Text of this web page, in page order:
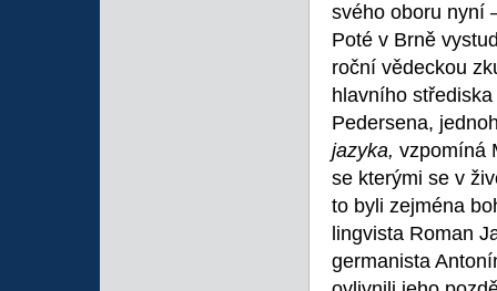
svého oboru nyní
Poté v Brně
roční vědeckou
hlavního
Pedersena,
jazyka, vzpomíná
se kterými se v
to byli zejména
lingvista Roman
germanista